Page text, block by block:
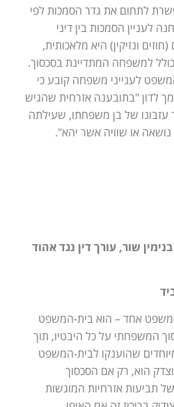
לתחום את גדר הסמכות לפי
לעניין הסמכות בין דיני
ונזיקין) היא מלאכותית,
למשפחה המתדיינת בסכסוך.
בית המשפט לענייני משפחה קובע כי
לדון "בתובענה אזרחית שהגיש
עזבונו של בן משפחתו, שעילתה
או שוויה אשר יהא".
(ירושלים) 696/05- בנימין שור, עורך דין נגד אהוד
משפט אחד – הוא בית-המשפט
המשפחתי על כל היבטיו, תוך
שהוענקו לבית-המשפט
הוא, רק אם הסכסוך
תביעות אזרחיות המוגשות